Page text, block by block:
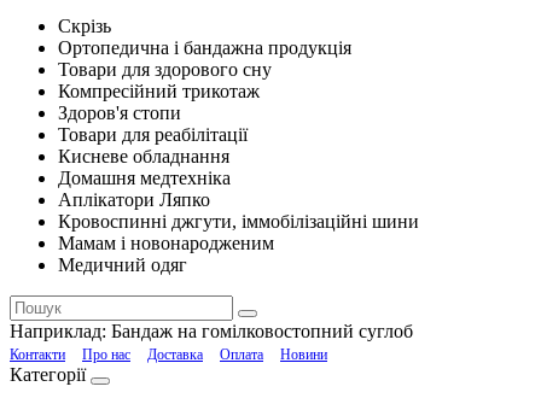
Скрізь
Ортопедична і бандажна продукція
Товари для здорового сну
Компресійний трикотаж
Здоров'я стопи
Товари для реабілітації
Кисневе обладнання
Домашня медтехніка
Аплікатори Ляпко
Кровоспинні джгути, іммобілізаційні шини
Мамам і новонародженим
Медичний одяг
Наприклад: Бандаж на гомілковостопний суглоб
Контакти Про нас Доставка Оплата Новини
Категорії